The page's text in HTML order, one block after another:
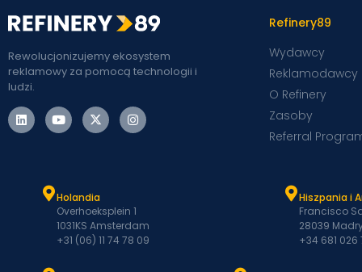
Rewolucjonizujemy ekosystem
reklamowy za pomocą technologii i
ludzi.
Refinery89
Wydawcy
Reklamodawcy
O Refinery
Zasoby
Referral
Holandia
Overhoeksplein 1
1031KS Amsterdam
+31 (06) 11 74 78 09
Hiszpania i
Francisco
28039
+34 681 026